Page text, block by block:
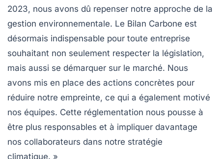
2023, nous avons dû repenser notre approche de la
gestion environnementale. Le Bilan Carbone est
désormais indispensable pour toute entreprise
souhaitant non seulement respecter la législation,
mais aussi se démarquer sur le marché. Nous
avons mis en place des actions concrètes pour
réduire notre empreinte, ce qui a également motivé
nos équipes. Cette réglementation nous pousse à
être plus responsables et à impliquer davantage
nos collaborateurs dans notre stratégie
climatique. »